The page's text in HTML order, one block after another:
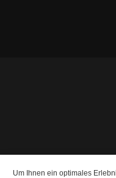
Um Ihnen ein optimales